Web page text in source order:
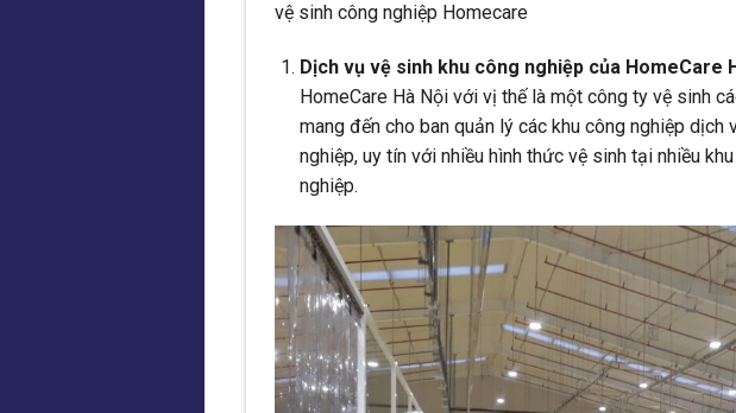
vệ sinh công nghiệp Homecare
Dịch vụ vệ sinh khu công nghiệp của HomeCare
HomeCare Hà Nội với vị thế là một công ty vệ sinh
mang đến cho ban quản lý các khu công nghiệp dịch
nghiệp, uy tín với nhiều hình thức vệ sinh tại nhiều
nghiệp.